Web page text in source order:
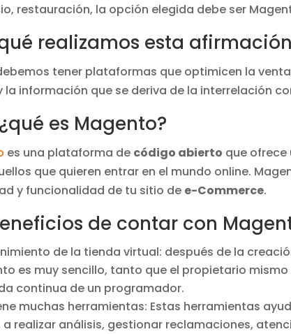
restauración, la opción elegida debe ser
realizamos esta
tener plataformas que optimicen la
la información que se deriva de la interrelación
es Magento?
es una plataforma de código abierto que
que quieren entrar en el mundo online.
y funcionalidad de tu sitio de e-Commerce.
de contar con
de la tienda virtual: después de la
es muy sencillo, tanto que el propietario
continua de un programador.
muchas herramientas: Estas herramientas
a realizar análisis, gestionar reclamaciones,